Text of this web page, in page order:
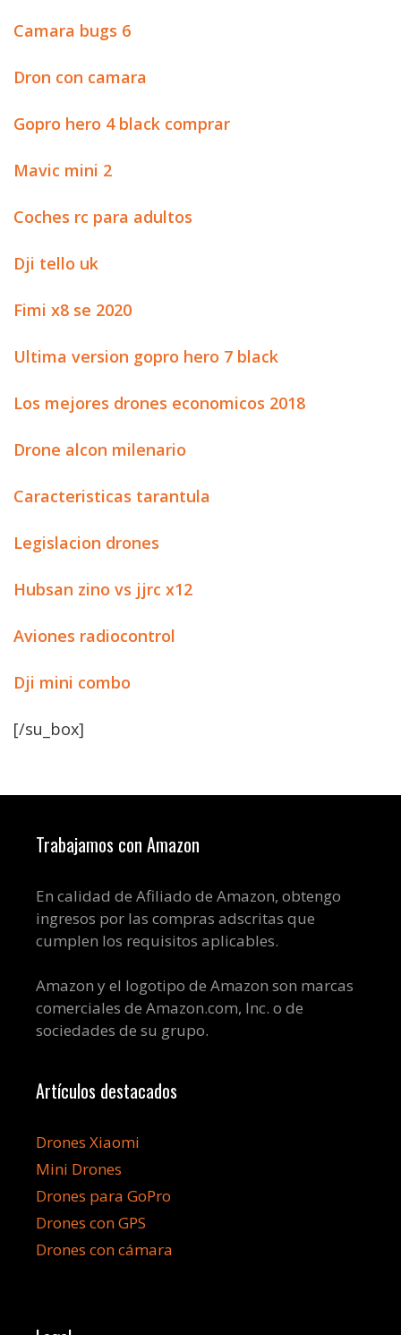
Camara bugs 6
Dron con camara
Gopro hero 4 black comprar
Mavic mini 2
Coches rc para adultos
Dji tello uk
Fimi x8 se 2020
Ultima version gopro hero 7 black
Los mejores drones economicos 2018
Drone alcon milenario
Caracteristicas tarantula
Legislacion drones
Hubsan zino vs jjrc x12
Aviones radiocontrol
Dji mini combo
[/su_box]
Trabajamos con Amazon
En calidad de Afiliado de Amazon, obtengo
ingresos por las compras adscritas que
cumplen los requisitos aplicables.
Amazon y el logotipo de Amazon son marcas
comerciales de Amazon.com, Inc. o de
sociedades de su grupo.
Artículos destacados
Drones Xiaomi
Mini Drones
Drones para GoPro
Drones con GPS
Drones con cámara